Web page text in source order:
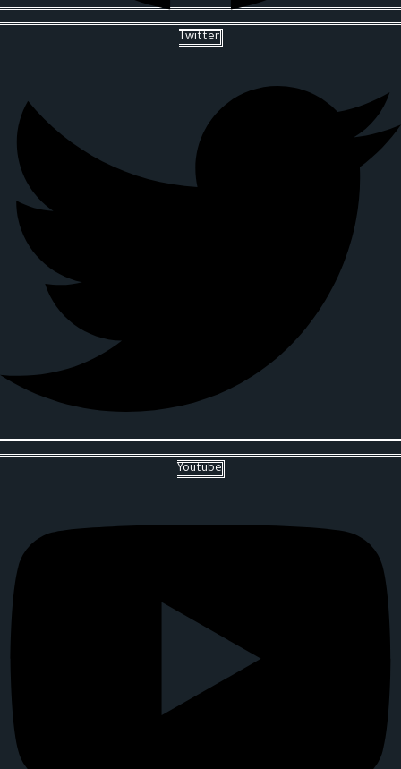
Twitter
Youtube